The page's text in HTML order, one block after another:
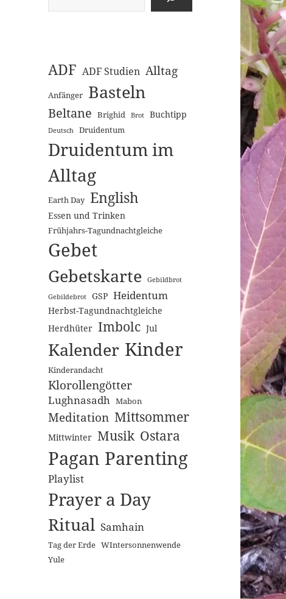
ADF ADF Studien Alltag
Anfänger Basteln
Beltane Brighid Brot Buchtipp
Deutsch Druidentum
Druidentum im
Alltag
Earth Day English
Essen und Trinken
Frühjahrs-Tagundnachtgleiche
Gebet
Gebetskarte
Gebildbrot
Gebildebrot
GSP Heidentum
Herbst-Tagundnachtgleiche
Herdhüter Imbolc Jul
Kalender Kinder
Kinderandacht
Klorollengötter
Lughnasadh Mabon
Meditation Mittsommer
Mittwinter Musik Ostara
Pagan Parenting
Playlist
Prayer a Day
Ritual Samhain
Tag der Erde WIntersonnenwende
Yule